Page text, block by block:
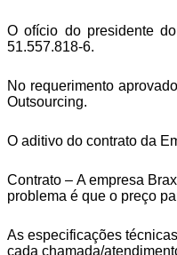
O ofício do presidente
51.557.818-6.
No requerimento
Outsourcing.
O aditivo do contrato da
Contrato – A empresa
problema é que o preço
As especificações
cada chamada/